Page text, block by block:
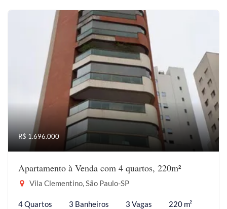
R$ 1.696.000
Apartamento à Venda com 4 quartos, 220m²
Vila Clementino, São Paulo-SP
4 Quartos 3 Banheiros 3 Vagas 220 m²